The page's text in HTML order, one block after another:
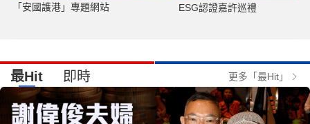
「安國護港」專題網站 ESG認證嘉許巡禮
最Hit 即時 更多「最Hit」